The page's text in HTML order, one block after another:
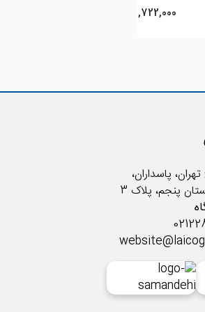
29,722,000 ريال
تهران، پاسداران،
پنجم، پلاک 3